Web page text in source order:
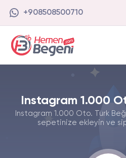
+908508500710
Instagram 1.000
Instagram 1.000 Oto. Türk
sepetinize ekleyin ve